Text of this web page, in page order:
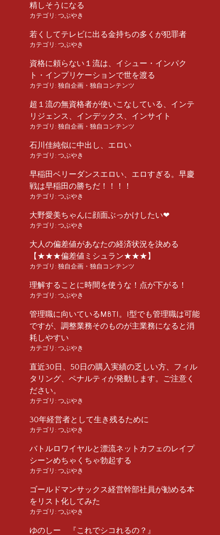
精しそうになる
カテゴリ: つぶやき
若くしてテレビに出る金持ちの多くが犯罪者
カテゴリ: つぶやき
資格に頼らない１流は、イシュー・インパク
ト・インプリケーションで世を渡る
カテゴリ: 独自企画・独自コンテンツ
超１流の無資格者が使いこなしている、インテ
リジェンス、インデックス、インサイト
カテゴリ: 独自企画・独自コンテンツ
石川佳純似に中出し、エロい
カテゴリ: つぶやき
早稲田ベリーダンスエロい、エロすぎる。早慶
戦は早稲田の勝ちだ！！！！
カテゴリ: つぶやき
大野愛美ちゃんに顔面ぶっかけしたい❤︎
カテゴリ: つぶやき
大人の偏差値があなたの経済状況を決める
【★★★偏差値ミシュラン★★★】
カテゴリ: 独自企画・独自コンテンツ
理解することに時間を使うな！点が下がる！
カテゴリ: つぶやき
管理職に向いているMBTI。I型でも管理職は可能
ですが、調整業務そのものが主業務になると消
耗しやすい
カテゴリ: つぶやき
直近30日、50日の購入実績の乏しい方、フィル
タリング、ペナルティが発動します。ご注意く
ださい。
カテゴリ: つぶやき
30年経営者として生き残るために
カテゴリ: つぶやき
バトルロワイヤルと漂流ネットカフェのレイプ
シーンめちゃくちゃ勃起する
カテゴリ: つぶやき
ゴールドマンサックス経営幹部社員が勧める本
をリスト化してみた
カテゴリ: つぶやき
ゆのしー 『これでシコれるの？』